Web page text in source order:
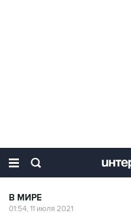
В МИРЕ
01:54, 11 июля 2021